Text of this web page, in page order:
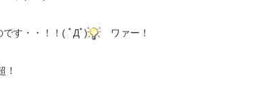
す・・！！( ﾟДﾟ) ワァー！
！